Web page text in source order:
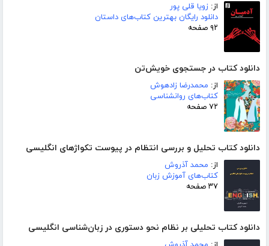
از: زویا قلی پور
دانلود رایگان بهترین کتاب‌های داستان
۹۲ صفحه
دانلود کتاب در جستجوی خویش‌تن
از: محمدرضا زادهوش
کتاب‌های روانشناسی
۷۲ صفحه
دانلود کتاب تحلیل و بررسی انتظام در پیوست تکواژهای انگلیسی
از: محمد آذروش
کتاب‌های آموزش زبان
۳۷ صفحه
دانلود کتاب تحلیلی بر نظام نحو دستوری در زبان‌شناسی انگلیسی